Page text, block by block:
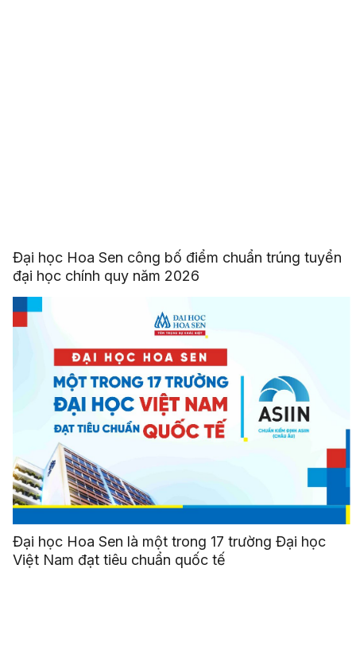
Đại học Hoa Sen công bố điểm chuẩn trúng tuyển
đại học chính quy năm 2026
Đại học Hoa Sen là một trong 17 trường Đại học
Việt Nam đạt tiêu chuẩn quốc tế